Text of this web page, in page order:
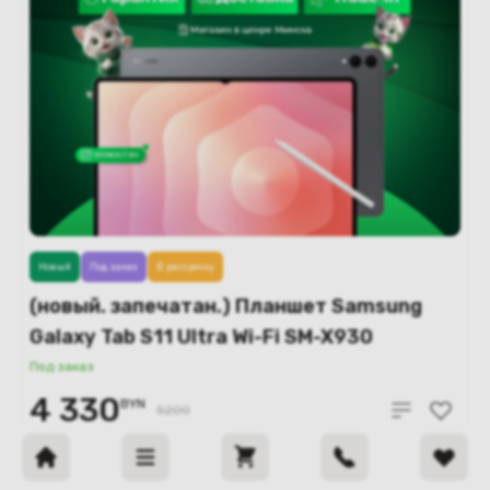
(новый. запечатан.) Планшет Samsung
Galaxy Tab S11 Ultra Wi-Fi SM-X930
16GB/1TB (серый)
Под заказ
В корзину
Новый Под заказ В рассрочку
4 330BYN 5200